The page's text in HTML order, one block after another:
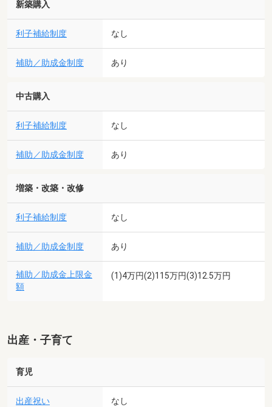
新築購入
利子補給制度 なし
補助／助成金制度 あり
中古購入
利子補給制度 なし
補助／助成金制度 あり
増築・改築・改修
利子補給制度 なし
補助／助成金制度 あり
補助／助成金上限金
額
(1)4万円(2)115万円(3)12.5万円
出産・子育て
育児
出産祝い なし